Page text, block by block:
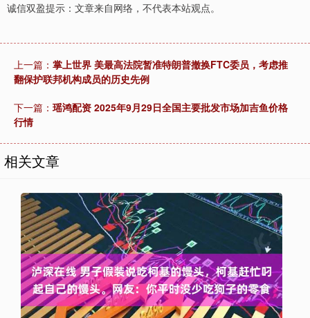
诚信双盈提示：文章来自网络，不代表本站观点。
上一篇： 掌上世界 美最高法院暂准特朗普撤换FTC委员，考虑推
翻保护联邦机构成员的历史先例
下一篇： 瑶鸿配资 2025年9月29日全国主要批发市场加吉鱼价格
行情
相关文章